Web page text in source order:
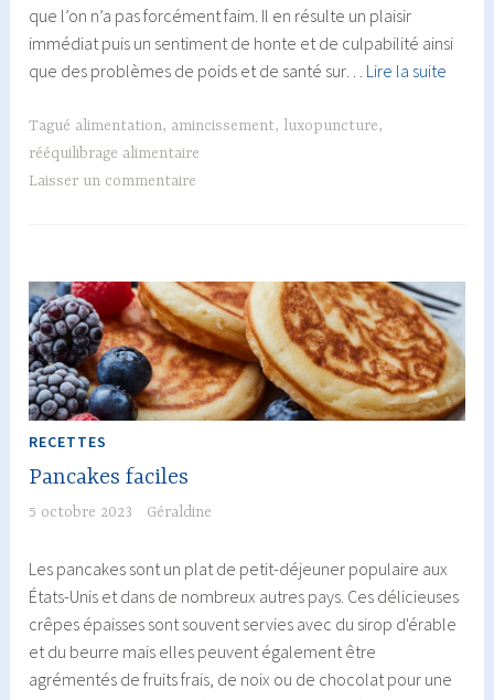
que l’on n’a pas forcément faim. Il en résulte un plaisir
immédiat puis un sentiment de honte et de culpabilité ainsi
que des problèmes de poids et de santé sur… Lire la suite
!
Tagué alimentation, amincissement, luxopuncture,
rééquilibrage alimentaire
Laisser un commentaire
RECETTES
Pancakes faciles
5 octobre 2023 Géraldine
Les pancakes sont un plat de petit-déjeuner populaire aux
États-Unis et dans de nombreux autres pays. Ces délicieuses
crêpes épaisses sont souvent servies avec du sirop d'érable
et du beurre mais elles peuvent également être
agrémentés de fruits frais, de noix ou de chocolat pour une